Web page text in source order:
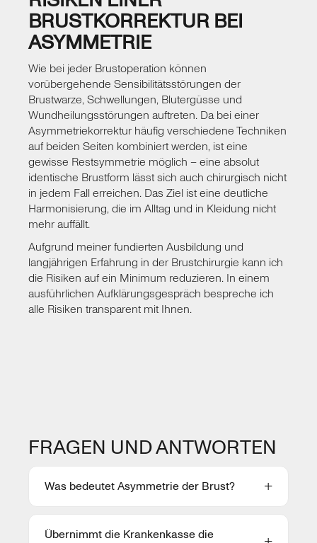
BRUSTKORREKTUR BEI
ASYMMETRIE
Wie bei jeder Brustoperation können
vorübergehende Sensibilitätsstörungen der
Brustwarze, Schwellungen, Blutergüsse und
Wundheilungsstörungen auftreten. Da bei einer
Asymmetriekorrektur häufig verschiedene Techniken
auf beiden Seiten kombiniert werden, ist eine
gewisse Restsymmetrie möglich – eine absolut
identische Brustform lässt sich auch chirurgisch nicht
in jedem Fall erreichen. Das Ziel ist eine deutliche
Harmonisierung, die im Alltag und in Kleidung nicht
mehr auffällt.
Aufgrund meiner fundierten Ausbildung und
langjährigen Erfahrung in der Brustchirurgie kann ich
die Risiken auf ein Minimum reduzieren. In einem
ausführlichen Aufklärungsgespräch bespreche ich
alle Risiken transparent mit Ihnen.
FRAGEN UND ANTWORTEN
Was bedeutet Asymmetrie der Brust?
Übernimmt die Krankenkasse die